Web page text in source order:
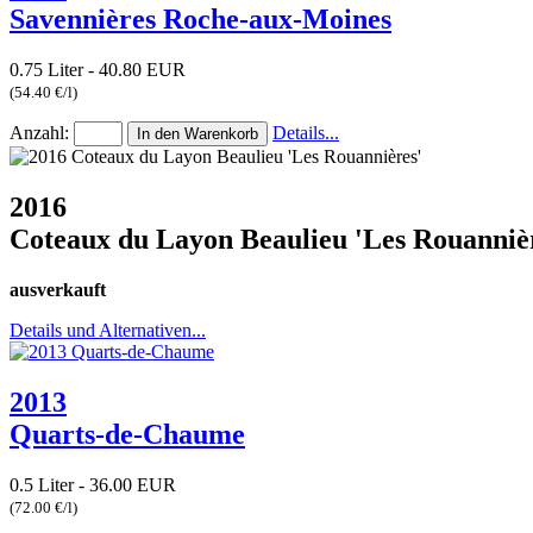
Savennières Roche-aux-Moines
0.75 Liter - 40.80 EUR
(54.40 €/l)
Anzahl: Details...
2016
Coteaux du Layon Beaulieu 'Les
ausverkauft
Details und Alternativen...
2013
Quarts-de-Chaume
0.5 Liter - 36.00 EUR
(72.00 €/l)